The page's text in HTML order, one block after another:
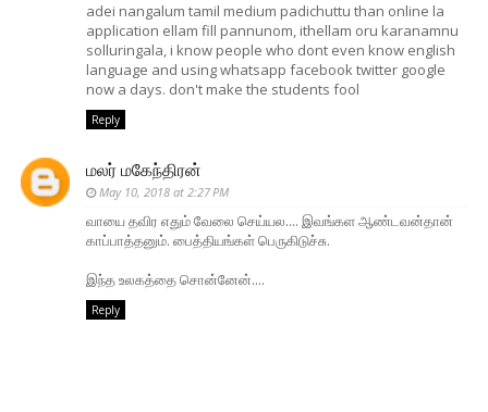
adei nangalum tamil medium padichuttu than online la
application ellam fill pannunom, ithellam oru karanamnu
solluringala, i know people who dont even know english
language and using whatsapp facebook twitter google
now a days. don't make the students fool
Reply
மலர் மகேந்திரன்
May 10, 2018 at 2:27 PM
வாயை தவிர எதும் வேலை செய்யல.... இவங்கள ஆண்டவன்தான்
காப்பாத்தனும். பைத்தியங்கள் பெருகிடுச்சு.
இந்த உலகத்தை சொன்னேன்....
Reply